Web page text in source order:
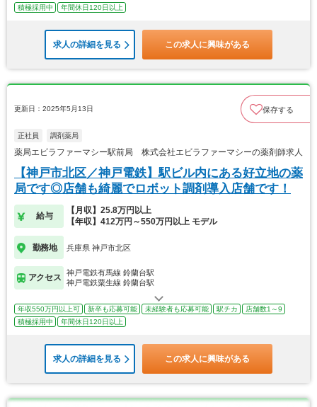
積極採用中
年間休日120日以上
求人の詳細を見る この求人に興味がある
更新日：2025年5月13日 保存する
正社員 調剤薬局
薬局エビラファーマシー駅前局 株式会社エビラファーマシーの薬剤師求人
【神戸市北区／神戸電鉄】駅ビル内にある好立地の薬
局です◎店舗も綺麗でロボット調剤導入店舗です！
給与
【月収】25.8万円以上
【年収】412万円～550万円以上 モデル
勤務地 兵庫県 神戸市北区
アクセス
神戸電鉄有馬線 鈴蘭台駅
神戸電鉄粟生線 鈴蘭台駅
年収550万円以上可 新卒も応募可能 未経験者も応募可能 駅チカ
店舗数1～9
積極採用中
年間休日120日以上
求人の詳細を見る この求人に興味がある